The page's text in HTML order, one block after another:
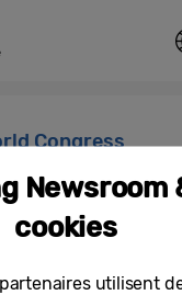
Congress
Samsung Electronics
stratégie de
01-03-2026
Newsroom
cookies
utilisent